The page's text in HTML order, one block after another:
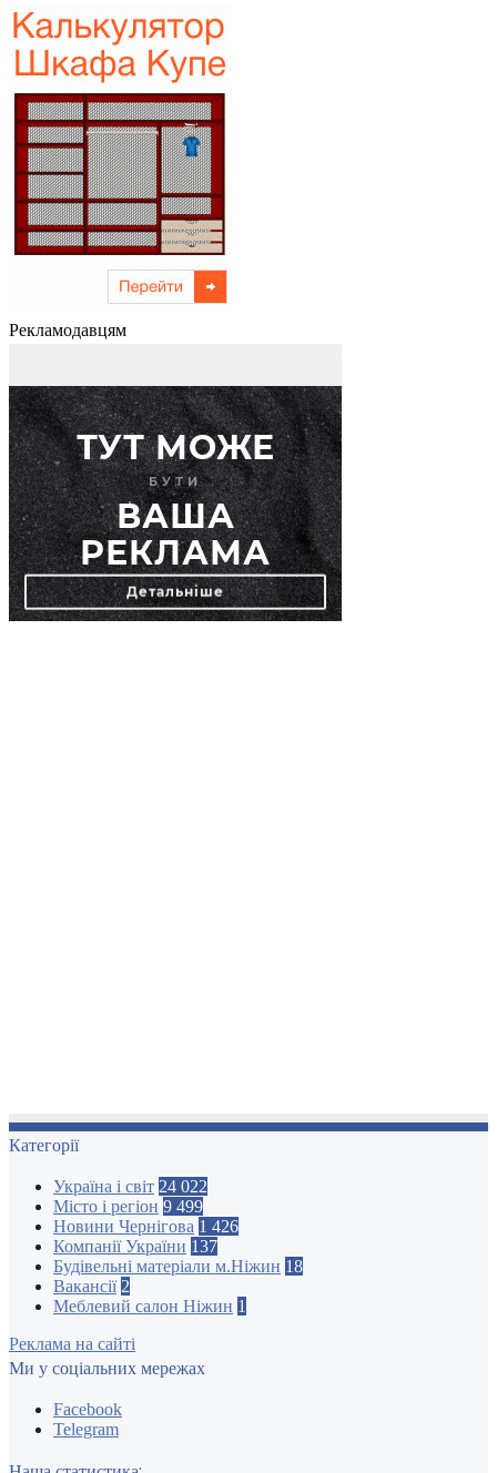
Рекламодавцям
Категорії
Україна і світ 24 022
Місто і регіон 9 499
Новини Чернігова 1 426
Компанії України 137
Будівельні матеріали м.Ніжин 18
Вакансії 2
Меблевий салон Ніжин 1
Реклама на сайті
Ми у соціальних мережах
Facebook
Telegram